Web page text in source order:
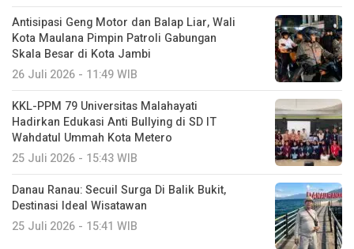
Antisipasi Geng Motor dan Balap Liar, Wali
Kota Maulana Pimpin Patroli Gabungan
Skala Besar di Kota Jambi
26 Juli 2026 - 11:49 WIB
KKL-PPM 79 Universitas Malahayati
Hadirkan Edukasi Anti Bullying di SD IT
Wahdatul Ummah Kota Metero
25 Juli 2026 - 15:43 WIB
Danau Ranau: Secuil Surga Di Balik Bukit,
Destinasi Ideal Wisatawan
25 Juli 2026 - 15:41 WIB